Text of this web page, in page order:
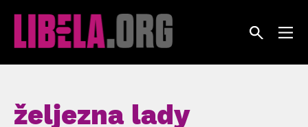
željezna lady